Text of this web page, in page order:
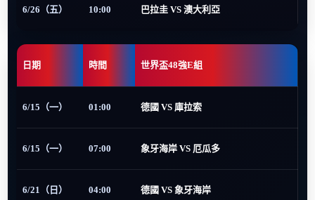
6/26（五） 10:00 巴拉圭 VS 澳大利亞
日期 時間 世界盃48強E組
6/15（一） 01:00 德國 VS 庫拉索
6/15（一） 07:00 象牙海岸 VS 厄瓜多
6/21（日） 04:00 德國 VS 象牙海岸